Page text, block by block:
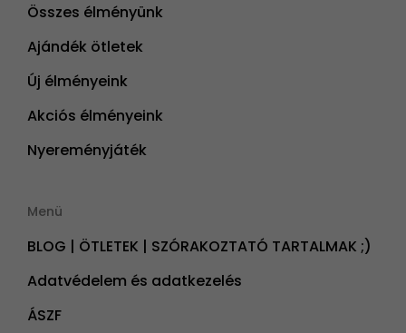
Összes élményünk
Ajándék ötletek
Új élményeink
Akciós élményeink
Nyereményjáték
Menü
BLOG | ÖTLETEK | SZÓRAKOZTATÓ TARTALMAK ;)
Adatvédelem és adatkezelés
ÁSZF